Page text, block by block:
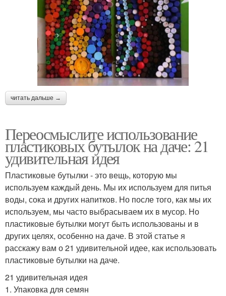
читать дальше →
Переосмыслите использование
пластиковых бутылок на даче: 21
удивительная идея
Пластиковые бутылки - это вещь, которую мы
используем каждый день. Мы их используем для питья
воды, сока и других напитков. Но после того, как мы их
используем, мы часто выбрасываем их в мусор. Но
пластиковые бутылки могут быть использованы и в
других целях, особенно на даче. В этой статье я
расскажу вам о 21 удивительной идее, как использовать
пластиковые бутылки на даче.
21 удивительная идея
1. Упаковка для семян